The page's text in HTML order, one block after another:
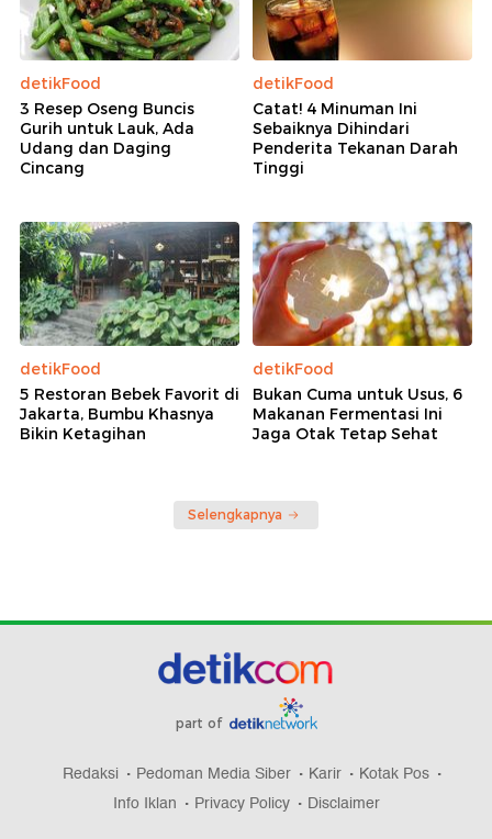
detikFood
3 Resep Oseng Buncis
Gurih untuk Lauk, Ada
Udang dan Daging
Cincang
detikFood
Catat! 4 Minuman Ini
Sebaiknya Dihindari
Penderita Tekanan Darah
Tinggi
detikFood
5 Restoran Bebek Favorit di
Jakarta, Bumbu Khasnya
Bikin Ketagihan
detikFood
Bukan Cuma untuk Usus, 6
Makanan Fermentasi Ini
Jaga Otak Tetap Sehat
Selengkapnya
part of
Redaksi Pedoman Media Siber Karir
Kotak Pos
Info Iklan
Privacy Policy Disclaimer